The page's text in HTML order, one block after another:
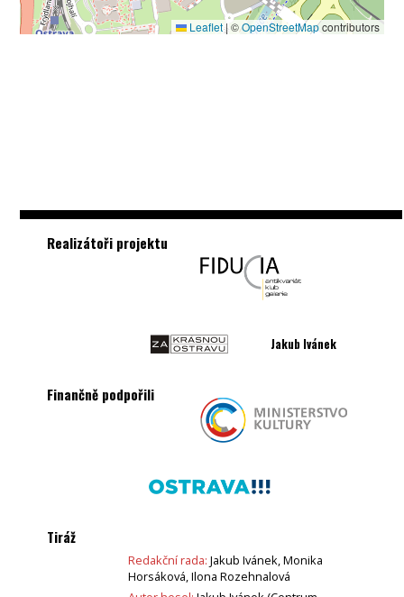
Leaflet|©OpenStreetMapcontributors
Realizátoři projektu
Jakub Ivánek
Finančně podpořili
Tiráž
Redakční rada: Jakub Ivánek, Monika
Horsáková, Ilona Rozehnalová